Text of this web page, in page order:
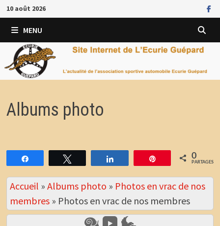
Passer
au
contenu
10 août 2026
MENU
Albums photo
Épingle 0
PARTAGES
Accueil » Albums photo » Photos en vrac de nos
membres» Photos en vrac de nos membres